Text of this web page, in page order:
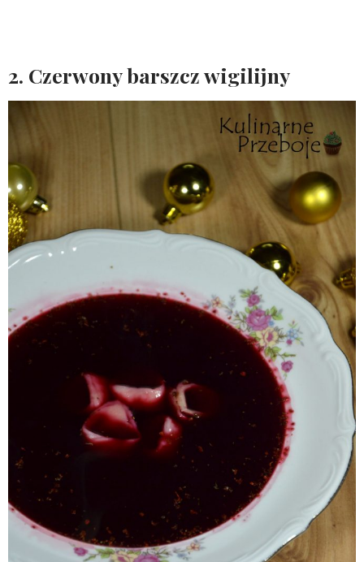
2. Czerwony barszcz wigilijny